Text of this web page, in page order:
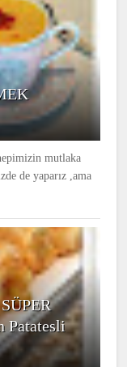
mutlaka
de yaparız ,ama
Patatesli